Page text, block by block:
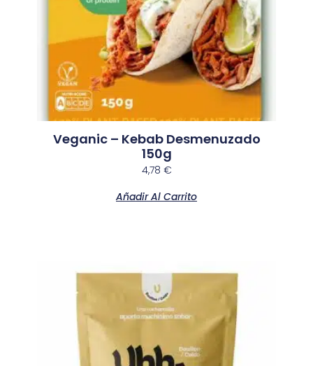
Veganic – Kebab Desmenuzado
150g
4,78 €
Añadir Al Carrito